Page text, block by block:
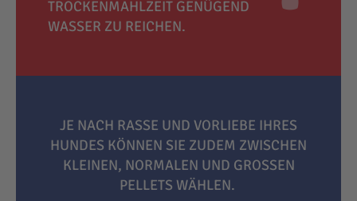
TROCKENMAHLZEIT GENÜGEND
WASSER ZU REICHEN.
JE NACH RASSE UND VORLIEBE IHRES
HUNDES KÖNNEN SIE ZUDEM ZWISCHEN
KLEINEN, NORMALEN UND GROSSEN P
ELLETS WÄHLEN.